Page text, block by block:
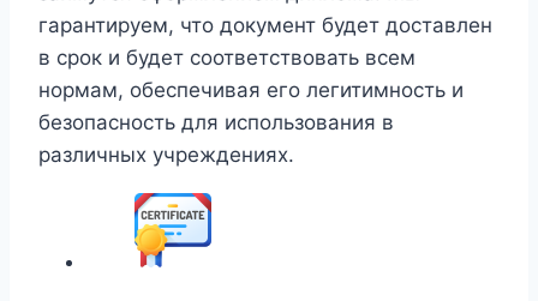
гарантируем, что документ будет доставлен
в срок и будет соответствовать всем
нормам, обеспечивая его легитимность и
безопасность для использования в
различных учреждениях.